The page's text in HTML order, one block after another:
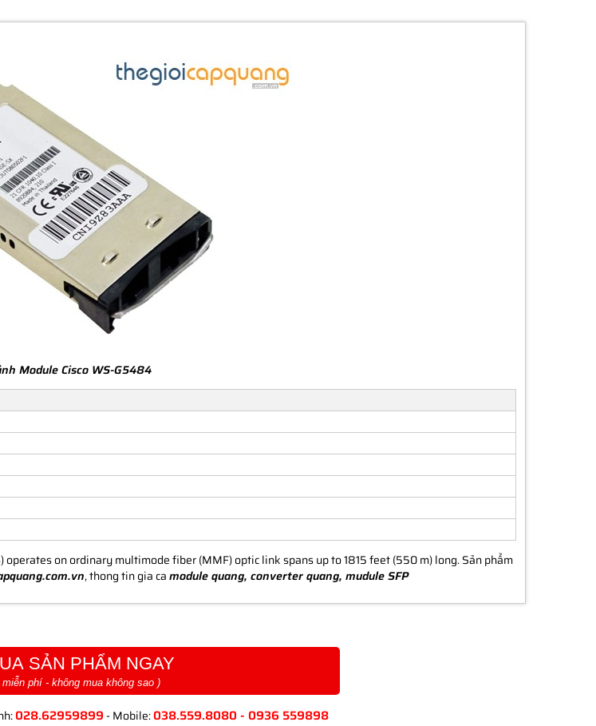
Module Cisco WS-G5484
operates on ordinary multimode fiber (MMF) optic link spans up to 1815 feet (550 m) long. Sản phẩm
, thong tin gia camodule quang, converter quang, mudule SFP
SẢN PHẨM NGAY
phí - không mua không sao )
028.62959899 - Mobile:038.559.8080 - 0936 559898